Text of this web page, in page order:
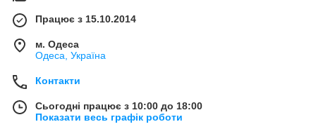
Працює з 15.10.2014
м. Одеса
Одеса, Україна
Контакти
Сьогодні працює з 10:00 до 18:00
Показати весь графік роботи